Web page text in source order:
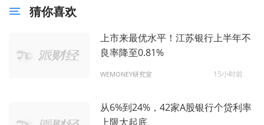
猜你喜欢
上市来最优水平！江苏银行上半年不
良率降至0.81%
WEMONEY研究室 15小时前
从6%到24%，42家A股银行个贷利率
上限大起底